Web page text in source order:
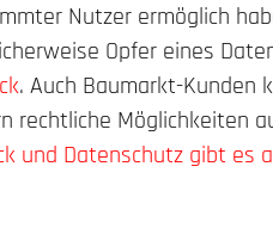
Nutzer ermöglich
Opfer eines
. Auch Baumarkt-Kunden
rechtliche Möglichkeiten
und Datenschutz gibt es